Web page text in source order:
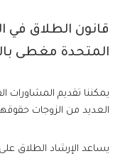
قانون الطلاق في
المتحدة مغطى
يمكننا تقديم المشاورات
العديد من الزوجات
يساعد الإرشاد الطلاق